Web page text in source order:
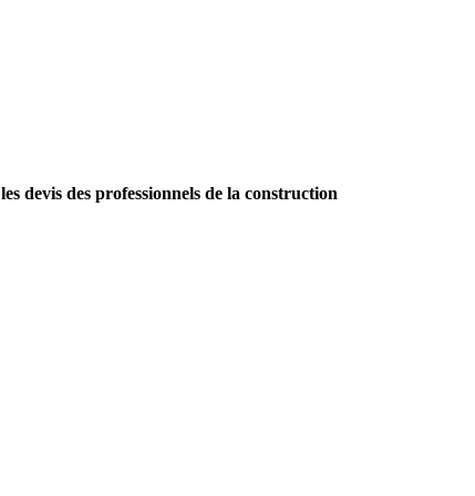
les devis des professionnels de la construction